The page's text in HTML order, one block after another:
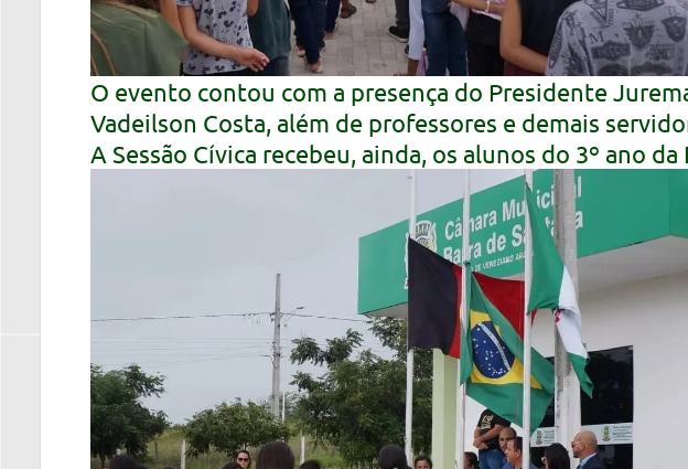
O evento contou com a presença do Presidente
Vadeilson Costa, além de professores e demais
A Sessão Cívica recebeu, ainda, os alunos do 3º ano